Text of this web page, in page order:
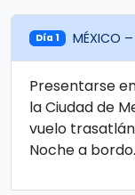
Día 1 MÉXICO –
Presentarse
la Ciudad de
vuelo
Noche a bordo.